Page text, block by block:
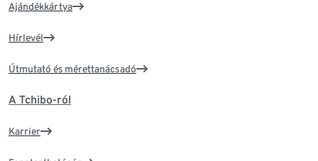
Ajándékkártya
Hírlevél
Útmutató és mérettanácsadó
A Tchibo-ról
Karrier